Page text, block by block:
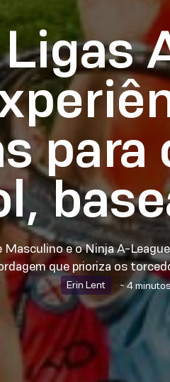
e o Ninja A-
que prioriza os
Erin Lent ~ 4